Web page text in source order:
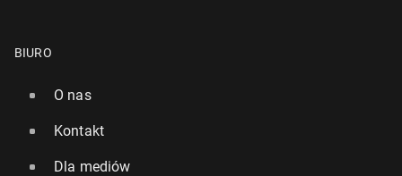
BIURO
O nas
Kontakt
Dla mediów